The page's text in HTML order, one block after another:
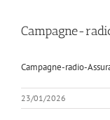
Campagne-
Campagne-radio-
23/01/2026